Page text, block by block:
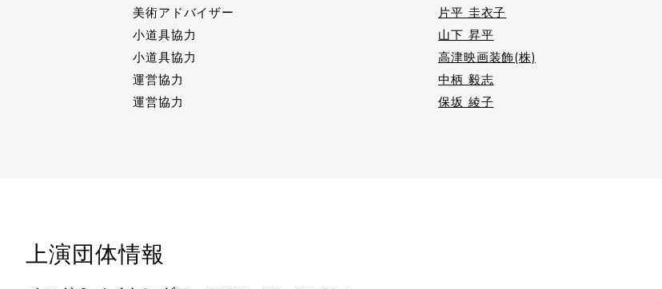
美術アドバイザー
片平 圭衣子
小道具協力
山下 昇平
小道具協力
高津映画装飾(株)
運営協力
中柄 毅志
運営協力
保坂 綾子
上演団体情報